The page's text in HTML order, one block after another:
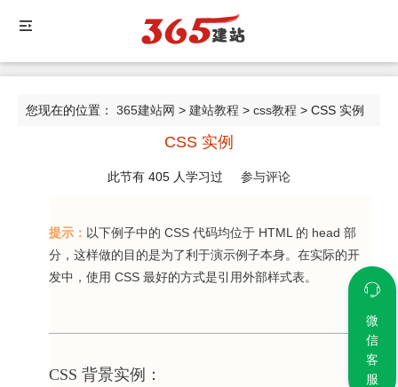
您现在的位置： 365建站网 > 建站教程 > css教程 > CSS 实例
CSS 实例
此节有 405 人学习过 参与评论
提示： 以下例子中的 CSS 代码均位于 HTML 的 head 部
分，这样做的目的是为了利于演示例子本身。在实际的开
发中，使用 CSS 最好的方式是引用外部样式表。
CSS 背景实例：
微
信
客
服